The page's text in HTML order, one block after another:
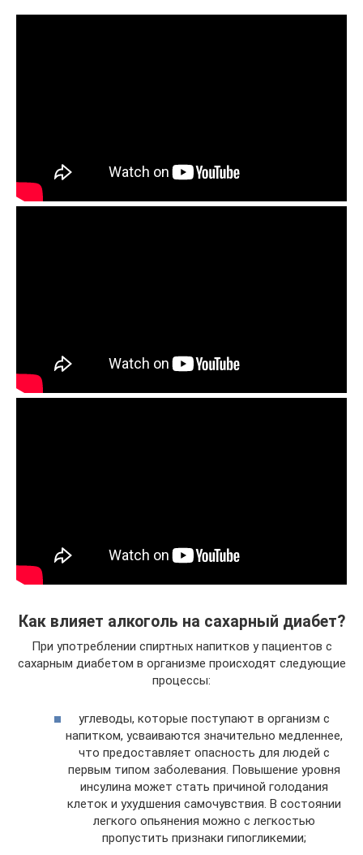
Как влияет алкоголь на сахарный диабет?
При употреблении спиртных напитков у пациентов с
сахарным диабетом в организме происходят следующие
процессы:
углеводы, которые поступают в организм с
напитком, усваиваются значительно медленнее,
что предоставляет опасность для людей с
первым типом заболевания. Повышение уровня
инсулина может стать причиной голодания
клеток и ухудшения самочувствия. В состоянии
легкого опьянения можно с легкостью
пропустить признаки гипогликемии;